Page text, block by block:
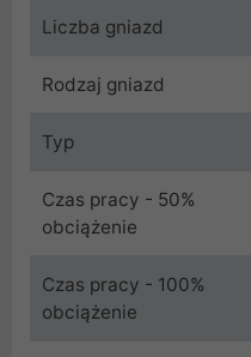
Liczba gniazd
Rodzaj gniazd
Typ
Czas pracy - 50%
obciążenie
Czas pracy - 100%
obciążenie